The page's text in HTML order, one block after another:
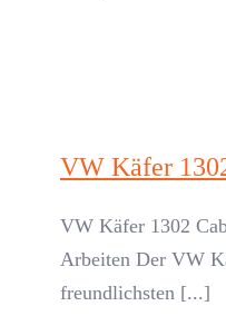
VW Käfer
VW Käfer 1302
Arbeiten Der VW
freundlichsten [...]